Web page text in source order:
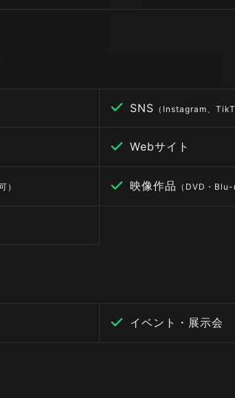
SNS （Instagram、
Webサイト
） 映像作品 （DVD・Blu-
イベント・展示会